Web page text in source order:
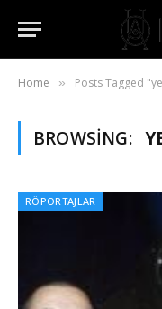
Home » Posts Tagged
BROWSING:
RÖPORTAJLAR